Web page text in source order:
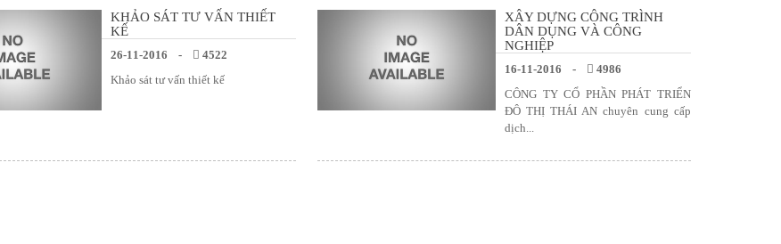
KHẢO SÁT TƯ VẤN THIẾT
KẾ
26-11-2016 -
4522
Khảo sát tư vấn thiết kế
XÂY DỰNG CÔNG TRÌNH
DÂN DỤNG VÀ CÔNG
NGHIỆP
16-11-2016 -
4986
CÔNG TY CỔ PHẦN PHÁT TRIỂN
ĐÔ THỊ THÁI AN chuyên cung cấp
dịch...